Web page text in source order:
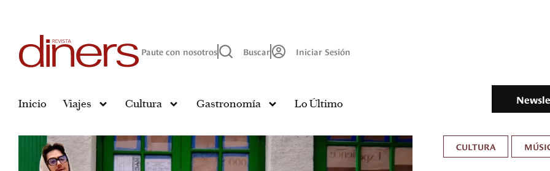
Paute con nosotros Buscar Iniciar Sesión
Inicio Viajes Cultura Gastronomía Lo Último
CULTURA